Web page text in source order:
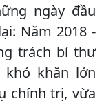
ngày đầu
Năm 2018 -
trách bí thư
khăn lớn
chính trị, vừa